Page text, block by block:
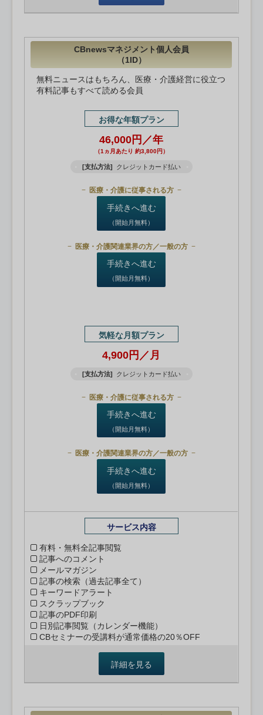
CBnewsマネジメント個人会員
（1ID）
無料ニュースはもちろん、医療・介護経営に役立つ
有料記事もすべて読める会員
お得な年額プラン
46,000円／年
（1ヵ月あたり 約3,800円）
[支払方法] クレジットカード払い
医療・介護に従事される方
手続きへ進む
（開始月無料）
医療・介護関連業界の方／一般の方
手続きへ進む
（開始月無料）
気軽な月額プラン
4,900円／月
[支払方法] クレジットカード払い
医療・介護に従事される方
手続きへ進む
（開始月無料）
医療・介護関連業界の方／一般の方
手続きへ進む
（開始月無料）
サービス内容
有料・無料全記事閲覧
記事へのコメント
メールマガジン
記事の検索（過去記事全て）
キーワードアラート
スクラップブック
記事のPDF印刷
日別記事閲覧（カレンダー機能）
CBセミナーの受講料が通常価格の20％OFF
詳細を見る